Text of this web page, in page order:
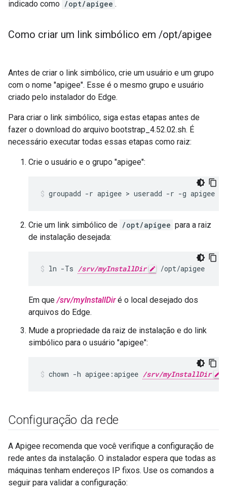
indicado como /opt/apigee .
Como criar um link simbólico em /opt/apigee
Antes de criar o link simbólico, crie um usuário e um grupo
com o nome "apigee". Esse é o mesmo grupo e usuário
criado pelo instalador do Edge.
Para criar o link simbólico, siga estas etapas antes de
fazer o download do arquivo bootstrap_4.52.02.sh. É
necessário executar todas essas etapas como raiz:
Crie o usuário e o grupo "apigee":
groupadd -r apigee > useradd -r -g apigee
Crie um link simbólico de /opt/apigee para a raiz
de instalação desejada:
ln -Ts /srv/myInstallDir /opt/apigee
Em que/srv/myInstallDiré o local desejado dos
arquivos do Edge.
Mude a propriedade da raiz de instalação e do link
simbólico para o usuário "apigee":
chown -h apigee:apigee /srv/myInstallDir
Configuração da rede
A Apigee recomenda que você verifique a configuração de
rede antes da instalação. O instalador espera que todas as
máquinas tenham endereços IP fixos. Use os comandos a
seguir para validar a configuração: